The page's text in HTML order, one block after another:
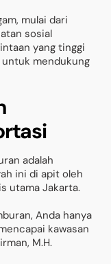
mulai dari
sosial
yang tinggi
mendukung
adalah
ini di apit oleh
utama Jakarta.
Anda hanya
kawasan
M.H.